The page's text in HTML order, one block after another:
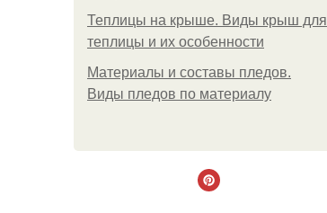
Теплицы на крыше. Виды крыш для
теплицы и их особенности
Материалы и составы пледов.
Виды пледов по материалу